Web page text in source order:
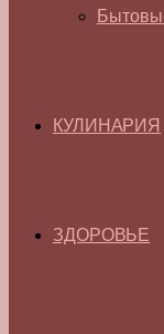
КУЛИНАРИЯ
ЗДОРОВЬЕ